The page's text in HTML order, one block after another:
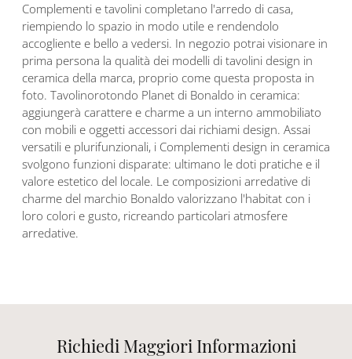
Complementi e tavolini completano l'arredo di casa,
riempiendo lo spazio in modo utile e rendendolo
accogliente e bello a vedersi. In negozio potrai visionare in
prima persona la qualità dei modelli di tavolini design in
ceramica della marca, proprio come questa proposta in
foto. Tavolinorotondo Planet di Bonaldo in ceramica:
aggiungerà carattere e charme a un interno ammobiliato
con mobili e oggetti accessori dai richiami design. Assai
versatili e plurifunzionali, i Complementi design in ceramica
svolgono funzioni disparate: ultimano le doti pratiche e il
valore estetico del locale. Le composizioni arredative di
charme del marchio Bonaldo valorizzano l'habitat con i
loro colori e gusto, ricreando particolari atmosfere
arredative.
Richiedi Maggiori Informazioni